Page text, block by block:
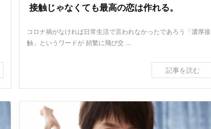
接触じゃなくても最高の恋は作れる。
コロナ禍がなければ日常生活で言われなかったであろう「濃厚接
触」というワードが 頻繁に飛び交 ...
記事を読む